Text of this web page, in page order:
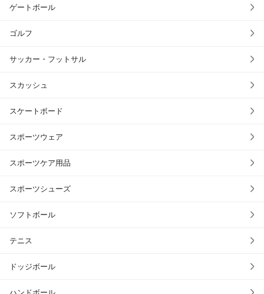
ゲートボール
ゴルフ
サッカー・フットサル
スカッシュ
スケートボード
スポーツウェア
スポーツケア用品
スポーツシューズ
ソフトボール
テニス
ドッジボール